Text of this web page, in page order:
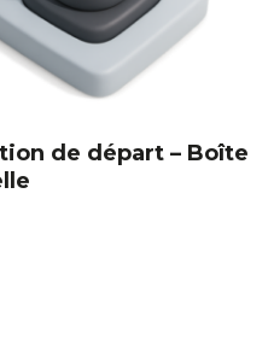
Ajouter Au Panier
de départ – Boîte